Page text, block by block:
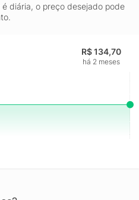
diária, o preço desejado pode
R$ 134,70
há 2 meses